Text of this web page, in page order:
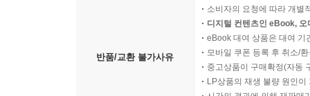
반품/교환 불가사유
소비자의 요청에 따라 개별
디지털 컨텐츠인 eBook,
eBook 대여 상품은 대여 기
모바일 쿠폰 등록 후 취소/
중고상품이 구매확정(자동
LP상품의 재생 불량 원인